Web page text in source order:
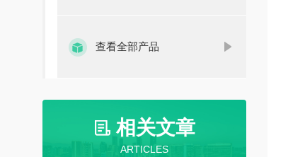
查看全部产品
相关文章
ARTICLES